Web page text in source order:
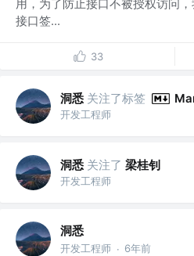
用，为了防止接口不被授权访问
接口签...
33
洞悉 关注了标签
开发工程师
洞悉 关注了 梁桂钊
开发工程师
洞悉
开发工程师 · 6年前